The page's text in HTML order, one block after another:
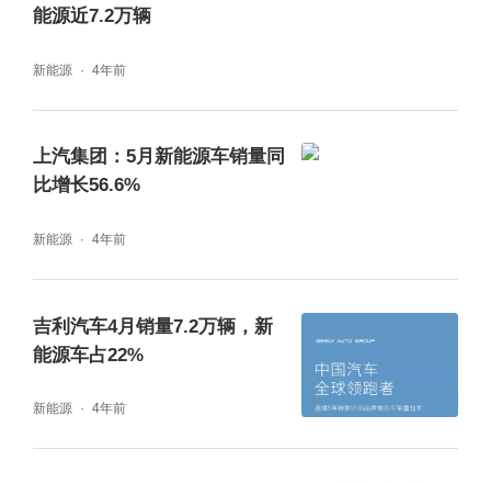
能源近7.2万辆
新能源 4年前
上汽集团：5月新能源车销量同
比增长56.6%
新能源 4年前
吉利汽车4月销量7.2万辆，新
能源车占22%
新能源 4年前